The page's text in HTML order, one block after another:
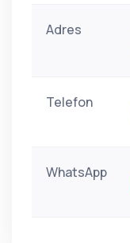
Adres
Telefon
WhatsApp